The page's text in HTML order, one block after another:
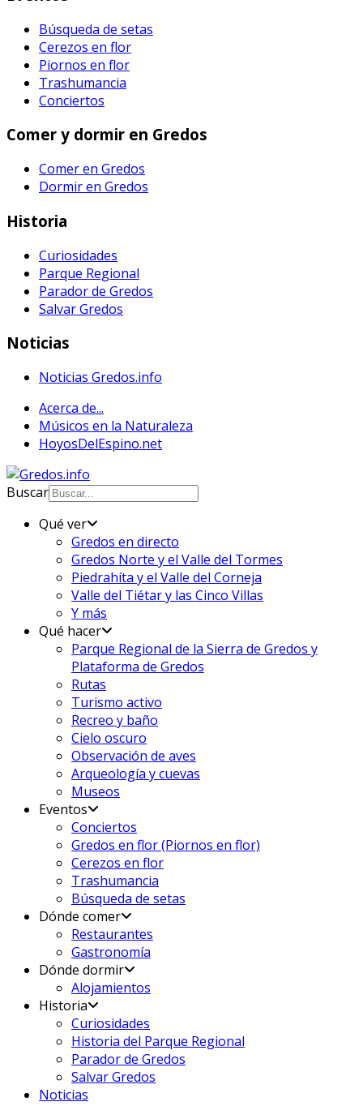
Búsqueda de setas
Cerezos en flor
Piornos en flor
Trashumancia
Conciertos
Comer y dormir en Gredos
Comer en Gredos
Dormir en Gredos
Historia
Curiosidades
Parque Regional
Parador de Gredos
Salvar Gredos
Noticias
Noticias Gredos.info
Acerca de...
Músicos en la Naturaleza
HoyosDelEspino.net
Buscar
Qué ver
Gredos en directo
Gredos Norte y el Valle del Tormes
Piedrahíta y el Valle del Corneja
Valle del Tiétar y las Cinco Villas
Y más
Qué hacer
Parque Regional de la Sierra de Gredos y
Plataforma de Gredos
Rutas
Turismo activo
Recreo y baño
Cielo oscuro
Observación de aves
Arqueología y cuevas
Museos
Eventos
Conciertos
Gredos en flor (Piornos en flor)
Cerezos en flor
Trashumancia
Búsqueda de setas
Dónde comer
Restaurantes
Gastronomía
Dónde dormir
Alojamientos
Historia
Curiosidades
Historia del Parque Regional
Parador de Gredos
Salvar Gredos
Noticias